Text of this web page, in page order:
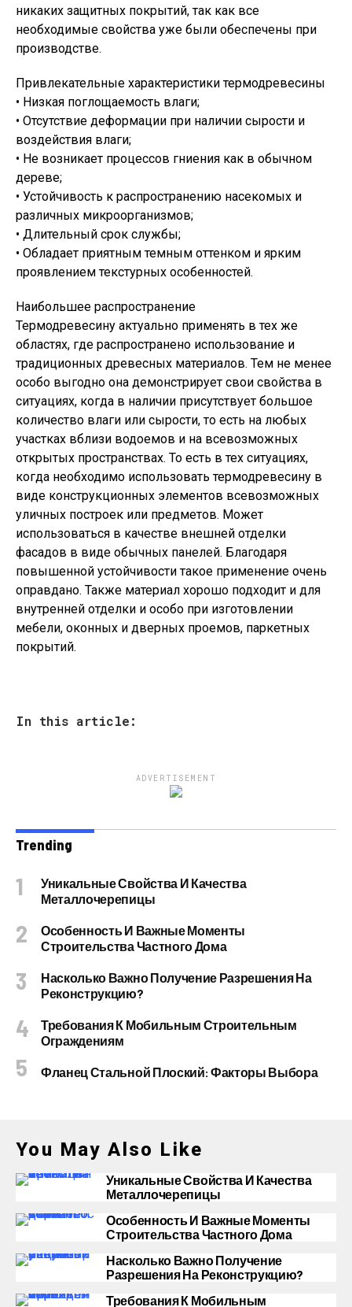
никаких защитных покрытий, так как все
необходимые свойства уже были обеспечены при
производстве.
Привлекательные характеристики термодревесины
• Низкая поглощаемость влаги;
• Отсутствие деформации при наличии сырости и
воздействия влаги;
• Не возникает процессов гниения как в обычном
дереве;
• Устойчивость к распространению насекомых и
различных микроорганизмов;
• Длительный срок службы;
• Обладает приятным темным оттенком и ярким
проявлением текстурных особенностей.
Наибольшее распространение
Термодревесину актуально применять в тех же
областях, где распространено использование и
традиционных древесных материалов. Тем не менее
особо выгодно она демонстрирует свои свойства в
ситуациях, когда в наличии присутствует большое
количество влаги или сырости, то есть на любых
участках вблизи водоемов и на всевозможных
открытых пространствах. То есть в тех ситуациях,
когда необходимо использовать термодревесину в
виде конструкционных элементов всевозможных
уличных построек или предметов. Может
использоваться в качестве внешней отделки
фасадов в виде обычных панелей. Благодаря
повышенной устойчивости такое применение очень
оправдано. Также материал хорошо подходит и для
внутренней отделки и особо при изготовлении
мебели, оконных и дверных проемов, паркетных
покрытий.
In this article:
ADVERTISEMENT
Trending
Уникальные Свойства И Качества
Металлочерепицы
Особенность И Важные Моменты
Строительства Частного Дома
Насколько Важно Получение Разрешения На
Реконструкцию?
Требования К Мобильным Строительным
Ограждениям
Фланец Стальной Плоский: Факторы Выбора
You May Also Like
Уникальные Свойства И Качества
Металлочерепицы
Особенность И Важные Моменты
Строительства Частного Дома
Насколько Важно Получение
Разрешения На Реконструкцию?
Требования К Мобильным